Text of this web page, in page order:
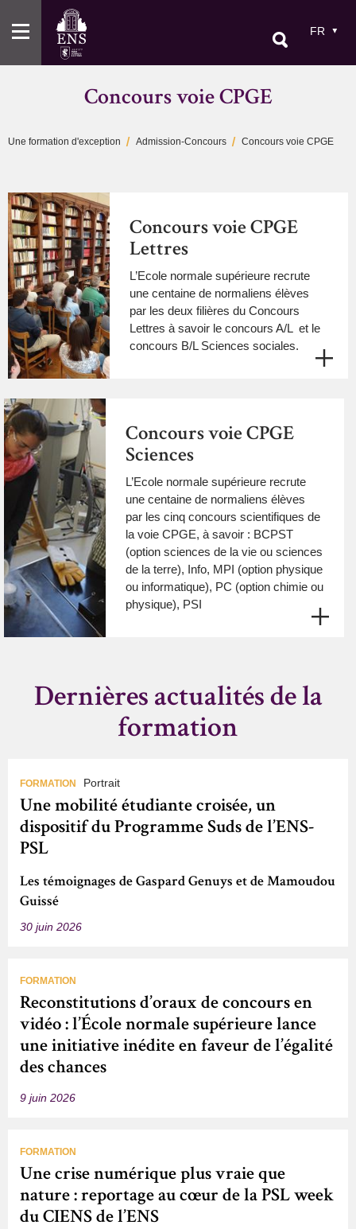
au
contenu
FR
Concours voie CPGE
d'Ariane
Une formation d'exception Admission-Concours Concours voie CPGE
Concours voie CPGE
Lettres
L’Ecole normale supérieure recrute
une centaine de normaliens élèves
par les deux filières du Concours
Lettres à savoir le concours A/L et le
concours B/L Sciences sociales.
Concours voie CPGE
Sciences
L’Ecole normale supérieure recrute
une centaine de normaliens élèves
par les cinq concours scientifiques de
la voie CPGE, à savoir : BCPST
(option sciences de la vie ou sciences
de la terre), Info, MPI (option physique
ou informatique), PC (option chimie ou
physique), PSI
Dernières actualités de la
formation
FORMATION Portrait
Une mobilité étudiante croisée, un
dispositif du Programme Suds de l’ENS-
PSL
Les témoignages de Gaspard Genuys et de Mamoudou
Guissé
30 juin 2026
FORMATION
Reconstitutions d’oraux de concours en
vidéo : l’École normale supérieure lance
une initiative inédite en faveur de l’égalité
des chances
9 juin 2026
FORMATION
Une crise numérique plus vraie que
nature : reportage au cœur de la PSL week
du CIENS de l’ENS